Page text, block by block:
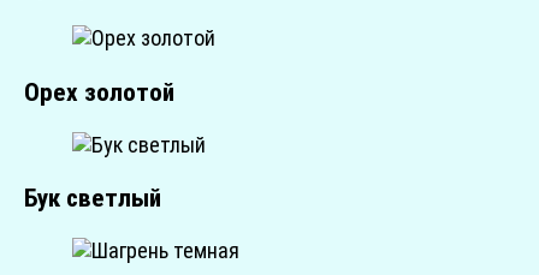
Орех золотой
Бук светлый